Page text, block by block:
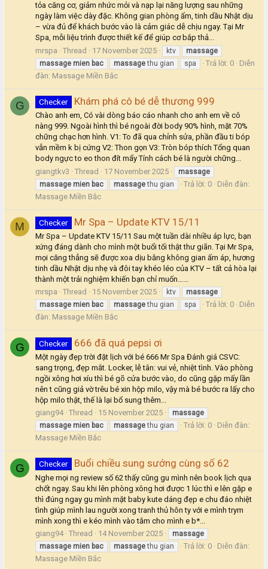
tỏa căng cơ, giảm nhức mỏi và nạp lại năng lượng sau những
ngày làm việc dày đặc. Không gian phòng ấm, tinh dầu Nhật dịu
– vừa đủ để khách bước vào là cảm giác dễ chịu ngay. Tại Mr
Spa, mỗi liệu trình được thiết kế để giúp cơ bắp thả...
mrspa
Thread 17 November 2025 ktv
massage
massage mien bac massagethu gian spa Trả lời: 0
Diễn
đàn: Massage Miền Bắc
G Checker Khám phá cô bé dễ thương 999
Chào anh em, Có vài dòng báo cáo nhanh cho anh em về cô
nàng 999. Ngoài hình thì bé ngoài đời body 90% hình, mặt 70%
chững chạc hơn hình. V1: To đã qua chỉnh sửa, phần đầu ti bóp
vẫn mềm k bị cứng V2: Thon gọn V3: Tròn bóp thích Tổng quan
body ngực to eo thon đít mẩy Tính cách bé là người chững...
giangtkv3
Thread 17 November 2025
massage
massage mien bac massagethu gian Trả lời: 0
Diễn đàn:
Massage Miền Bắc
M Checker Mr Spa – Update KTV 15/11
Mr Spa – Update KTV 15/11 Sau một tuần dài nhiều áp lực, bạn
xứng đáng dành cho mình một buổi tối thật thư giãn. Tại Mr Spa,
mọi căng thẳng sẽ được xoa dịu bằng không gian ấm áp, hương
tinh dầu Nhật dịu nhẹ và đôi tay khéo léo của KTV – tất cả hòa lại
thành một trải nghiệm khiến bạn chỉ muốn…...
mrspa
Thread 15 November 2025 ktv
massage
massage mien bac massagethu gian spa Trả lời: 0
Diễn
đàn: Massage Miền Bắc
G Checker 666 đã quá pepsi ơi
Một ngày đẹp trời đặt lịch với bé 666 Mr Spa Đánh giá CSVC:
sang trọng, đẹp mắt. Locker, lễ tân: vui vẻ, nhiệt tình. Vào phòng
ngồi xông hơi xíu thì bé gõ cửa bước vào, do cũng gặp mấy lần
nên t cũng giả vờ trêu bé xin hộp milo, vậy mà bé bước ra lấy cho
hộp milo thật, thế là lại bổ sung thêm...
giang94 Thread 15 November 2025
massage
massage mien bac massagethu gian Trả lời: 0
Diễn đàn:
Massage Miền Bắc
G Checker Buổi chiều sung sướng cùng số 62
Nghe mọi ng review số 62 thấy cũng gu mình nên book lịch qua
chốt ngay. Sau khi lên phòng xông hơi được 1 lúc thì e lên gặp e
thì đúng ngay gu mình mặt baby kute dáng đẹp e chu đáo nhiệt
tình giúp mình lau người xong tranh thủ hôn ty với e mình trym
mình xong thì e kéo mình vào tắm cho mình e b*...
giang94 Thread 14 November 2025
massage
massage mien bac massagethu gian Trả lời: 0
Diễn đàn:
Massage Miền Bắc